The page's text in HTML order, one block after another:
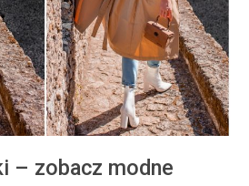
– zobacz modne